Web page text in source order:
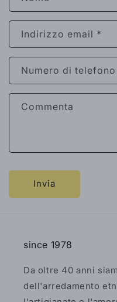
Indirizzo email *
Numero di telefono
Commenta
Invia
since 1978
Da oltre 40 anni
dell'arredamento